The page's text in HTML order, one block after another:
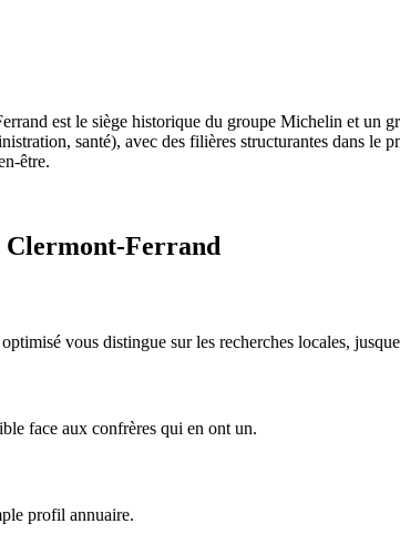
est le siège historique du groupe Michelin et un
santé), avec des filières structurantes dans le
être.
Clermont-Ferrand
vous distingue sur les recherches locales,
face aux confrères qui en ont un.
profil annuaire.